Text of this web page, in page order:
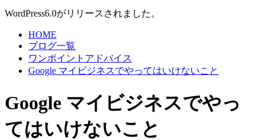
WordPress6.0がリリースされました。
HOME
ブログ一覧
ワンポイントアドバイス
Google マイビジネスでやってはいけないこと
Google マイビジネスでやっ
てはいけないこと